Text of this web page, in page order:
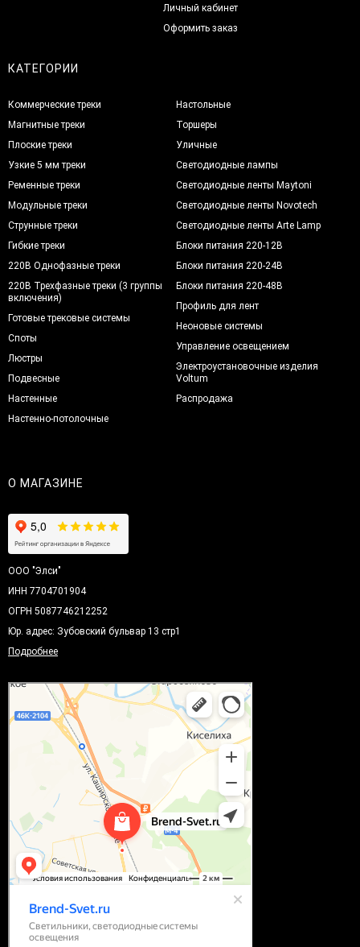
Личный кабинет
Оформить заказ
КАТЕГОРИИ
Коммерческие треки
Магнитные треки
Плоские треки
Узкие 5 мм треки
Ременные треки
Модульные треки
Струнные треки
Гибкие треки
220В Однофазные треки
220В Трехфазные треки (3 группы
включения)
Готовые трековые системы
Споты
Люстры
Подвесные
Настенные
Настенно-потолочные
Настольные
Торшеры
Уличные
Светодиодные лампы
Светодиодные ленты Maytoni
Светодиодные ленты Novotech
Светодиодные ленты Arte Lamp
Блоки питания 220-12В
Блоки питания 220-24В
Блоки питания 220-48В
Профиль для лент
Неоновые системы
Управление освещением
Электроустановочные изделия
Voltum
Распродажа
О МАГАЗИНЕ
ООО "Элси"
ИНН 7704701904
ОГРН 5087746212252
Юр. адрес: Зубовский бульвар 13 стр1
Подробнее